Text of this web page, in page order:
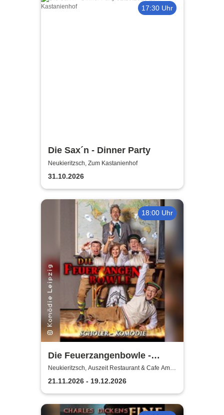
17:30 Uhr
Die Sax´n - Dinner Party
Neukieritzsch, Zum Kastanienhof
31.10.2026
18:00 Uhr
Die Feuerzangenbowle -
Komödie Leipzig
Neukieritzsch, Auszeit Restaurant & Cafe Am
Schwanenpark
21.11.2026 - 19.12.2026